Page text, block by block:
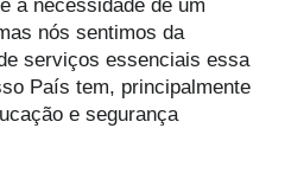
a necessidade de um
nós sentimos da
serviços essenciais essa
País tem, principalmente
e segurança